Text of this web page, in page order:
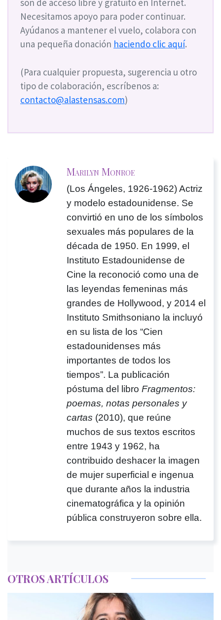
son de acceso libre y gratuito en Internet.
Necesitamos apoyo para poder continuar.
Ayúdanos a mantener el vuelo, colabora con
una pequeña donación haciendo clic aquí.
(Para cualquier propuesta, sugerencia u otro
tipo de colaboración, escríbenos a:
contacto@alastensas.com)
Marilyn Monroe
(Los Ángeles, 1926-1962) Actriz
y modelo estadounidense. Se
convirtió en uno de los símbolos
sexuales más populares de la
década de 1950. En 1999, el
Instituto Estadounidense de
Cine la reconoció como una de
las leyendas femeninas más
grandes de Hollywood, y 2014 el
Instituto Smithsoniano la incluyó
en su lista de los “Cien
estadounidenses más
importantes de todos los
tiempos”. La publicación
póstuma del libro Fragmentos:
poemas, notas personales y
cartas (2010), que reúne
muchos de sus textos escritos
entre 1943 y 1962, ha
contribuido deshacer la imagen
de mujer superficial e ingenua
que durante años la industria
cinematográfica y la opinión
pública construyeron sobre ella.
OTROS ARTÍCULOS